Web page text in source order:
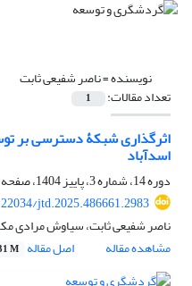
نویسنده =ناصر شفیعی ثابت
تعداد مقالات: 1
اثرگذاری شبکۀ دسترسی بر
اسدآباد
دوره 14، شماره 3، پاییز 1404، صفحه
jtd.2025.486661.2983
ناصر شفیعی ثابت، سیاوش مرادی
مشاهده مقاله
اصل مقاله M